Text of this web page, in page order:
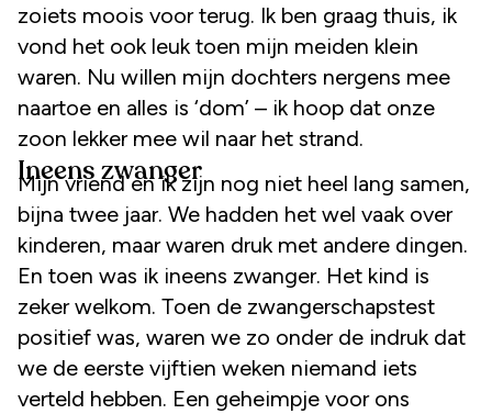
zoiets moois voor terug. Ik ben graag thuis, ik
vond het ook leuk toen mijn meiden klein
waren. Nu willen mijn dochters nergens mee
naartoe en alles is ‘dom’ – ik hoop dat onze
zoon lekker mee wil naar het strand.
Ineens zwanger
Mijn vriend en ik zijn nog niet heel lang samen,
bijna twee jaar. We hadden het wel vaak over
kinderen, maar waren druk met andere dingen.
En toen was ik ineens zwanger. Het kind is
zeker welkom. Toen de zwangerschapstest
positief was, waren we zo onder de indruk dat
we de eerste vijftien weken niemand iets
verteld hebben. Een geheimpje voor ons